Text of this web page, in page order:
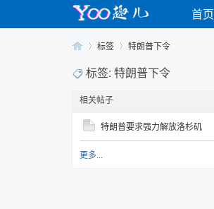
首页
Yo›
标签 特朗普下令
标签: 特朗普下令
相关帖子
特朗普要求强力解放洛杉矶
更多...